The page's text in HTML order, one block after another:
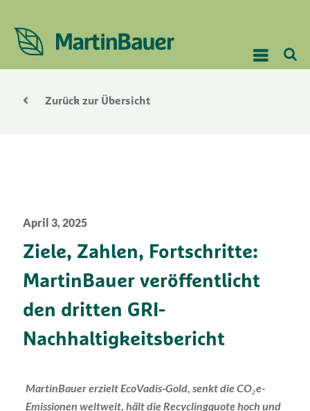
Zurück zur Übersicht
April 3, 2025
Ziele, Zahlen, Fortschritte:
MartinBauer veröffentlicht
den dritten GRI-
Nachhaltigkeitsbericht
MartinBauer erzielt EcoVadis-Gold, senkt die CO₂e-
Emissionen weltweit, hält die Recyclingquote hoch und